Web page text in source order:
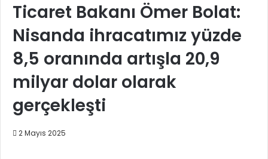
Ticaret Bakanı Ömer Bolat:
Nisanda ihracatımız yüzde
8,5 oranında artışla 20,9
milyar dolar olarak
gerçekleşti
2 Mayıs 2025